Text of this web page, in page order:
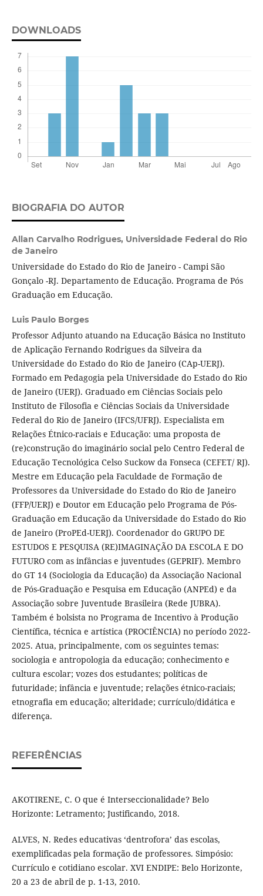
DOWNLOADS
BIOGRAFIA DO AUTOR
Allan Carvalho Rodrigues, Universidade Federal do Rio
de Janeiro
Universidade do Estado do Rio de Janeiro - Campi São
Gonçalo -RJ. Departamento de Educação. Programa de Pós
Graduação em Educação.
Luis Paulo Borges
Professor Adjunto atuando na Educação Básica no Instituto
de Aplicação Fernando Rodrigues da Silveira da
Universidade do Estado do Rio de Janeiro (CAp-UERJ).
Formado em Pedagogia pela Universidade do Estado do Rio
de Janeiro (UERJ). Graduado em Ciências Sociais pelo
Instituto de Filosofia e Ciências Sociais da Universidade
Federal do Rio de Janeiro (IFCS/UFRJ). Especialista em
Relações Étnico-raciais e Educação: uma proposta de
(re)construção do imaginário social pelo Centro Federal de
Educação Tecnológica Celso Suckow da Fonseca (CEFET/ RJ).
Mestre em Educação pela Faculdade de Formação de
Professores da Universidade do Estado do Rio de Janeiro
(FFP/UERJ) e Doutor em Educação pelo Programa de Pós-
Graduação em Educação da Universidade do Estado do Rio
de Janeiro (ProPEd-UERJ). Coordenador do GRUPO DE
ESTUDOS E PESQUISA (RE)IMAGINAÇÃO DA ESCOLA E DO
FUTURO com as infâncias e juventudes (GEPRIF). Membro
do GT 14 (Sociologia da Educação) da Associação Nacional
de Pós-Graduação e Pesquisa em Educação (ANPEd) e da
Associação sobre Juventude Brasileira (Rede JUBRA).
Também é bolsista no Programa de Incentivo à Produção
Científica, técnica e artística (PROCIÊNCIA) no período 2022-
2025. Atua, principalmente, com os seguintes temas:
sociologia e antropologia da educação; conhecimento e
cultura escolar; vozes dos estudantes; políticas de
futuridade; infância e juventude; relações étnico-raciais;
etnografia em educação; alteridade; currículo/didática e
diferença.
REFERÊNCIAS
AKOTIRENE, C. O que é Interseccionalidade? Belo
Horizonte: Letramento; Justificando, 2018.
ALVES, N. Redes educativas ‘dentrofora’ das escolas,
exemplificadas pela formação de professores. Simpósio:
Currículo e cotidiano escolar. XVI ENDIPE: Belo Horizonte,
20 a 23 de abril de p. 1-13, 2010.